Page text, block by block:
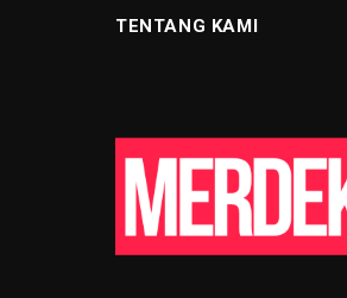
TENTANG KAMI